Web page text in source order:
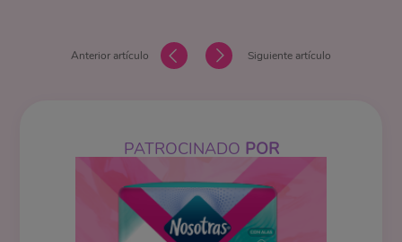
Anterior artículo Siguiente artículo
PATROCINADO POR